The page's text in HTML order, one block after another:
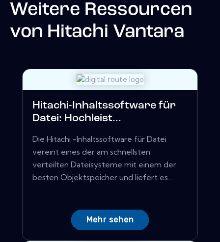
Weitere Ressourcen
von Hitachi Vantara
Hitachi-Inhaltssoftware für
Datei: Hochleist...
Die Hitachi -Inhaltssoftware für Datei
vereint eines der am schnellsten
verteilten Dateisysteme mit einem der
besten Objektspeicher und liefert es...
Mehr sehen